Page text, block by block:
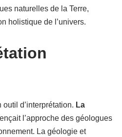
naturelles de la Terre,
holistique de l’univers.
outil d’interprétation. La
l’approche des géologues
La géologie et